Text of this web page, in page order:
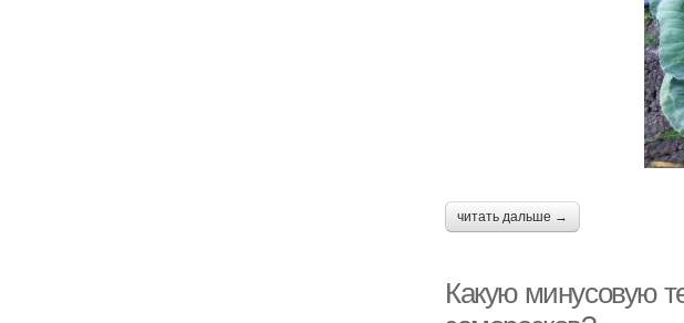
читать дальше →
Какую минусовую